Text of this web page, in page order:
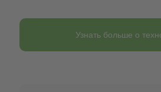
Узнать больше о